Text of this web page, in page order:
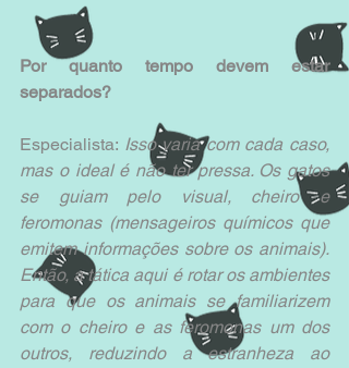
Por quanto tempo devem estar
separados?
Especialista: Isso varia com cada caso,
mas o ideal é não ter pressa. Os gatos
se guiam pelo visual, cheiro e
feromonas (mensageiros químicos que
emitem informações sobre os animais).
Então, a tática aqui é rotar os ambientes
para que os animais se familiarizem
com o cheiro e as feromonas um dos
outros, reduzindo a estranheza ao